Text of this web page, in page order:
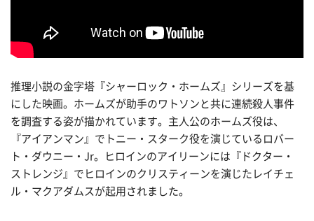
推理小説の金字塔『シャーロック・ホームズ』シリーズを基
にした映画。ホームズが助手のワトソンと共に連続殺人事件
を調査する姿が描かれています。主人公のホームズ役は、
『アイアンマン』でトニー・スターク役を演じているロバー
ト・ダウニー・Jr。ヒロインのアイリーンには『ドクター・
ストレンジ』でヒロインのクリスティーンを演じたレイチェ
ル・マクアダムスが起用されました。